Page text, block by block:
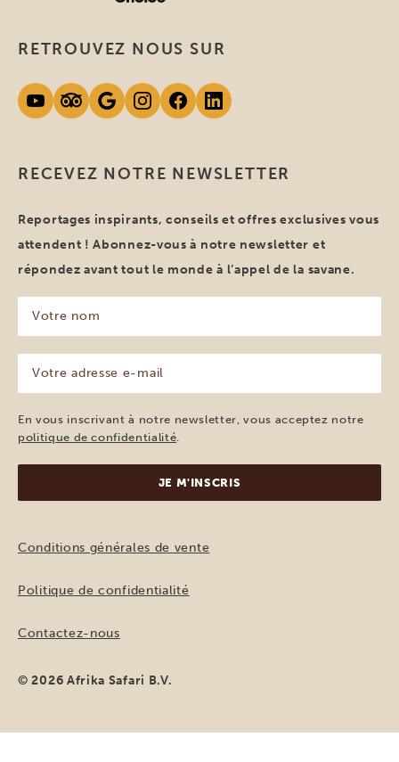
RECEVEZ NOTRE NEWSLETTER
Reportages inspirants, conseils et offres exclusives vous
attendent ! Abonnez-vous à notre newsletter et
répondez avant tout le monde à l’appel de la savane.
nom
(Nécessaire)
adresse
e-
mail
(Nécessaire)
En vous inscrivant à notre newsletter, vous acceptez notre
politique de confidentialité
RETROUVEZ NOUS SUR
Conditions générales de vente
Politique de confidentialité
Contactez-nous
© 2026 Afrika Safari B.V.